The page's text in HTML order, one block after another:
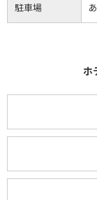
駐車場
ホ